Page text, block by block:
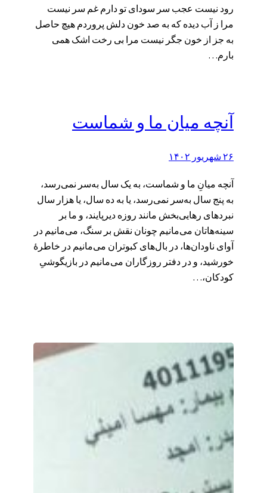
رود نیست عجب سر سودای تو دارم غم سر نیست
مرا ز آب دیده که به صد خون دلش پروردم هیچ حاصل
به جز از خون جگر نیست مرا بی رخت اشک همی
بارم…
آنچه میان ما و شماست
۲۶ شهریور ۱۴۰۲
آنچه میانِ ما و شماست، به یک سال به‌سر نمی‌رسد،
به پنج سال به‌سر نمی‌رسد، یا به ده سال، یا هزار سال
نبردهای رهایی‌بخش مانند روزه دیرپایند، و ما بر
سینه‌هاتان می‌مانیم چونان نقش بر سنگ، می‌مانیم در
آوای ناودان‌ها، در بال‌های کبوتران می‌مانیم در خاطرۀ
خورشید، و در دفتر روزگاران می‌مانیم در بازیگوشیِ
کودکان،…